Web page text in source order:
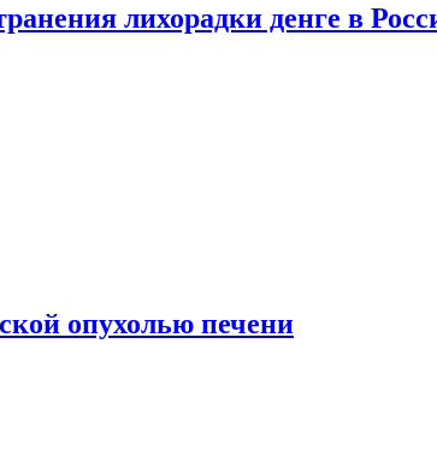
лихорадки денге в
опухолью печени